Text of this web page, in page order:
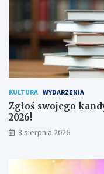
o
n
i
ó
w
KULTURA WYDARZENIA
Zgłoś swojego
2026!
8 sierpnia 2026